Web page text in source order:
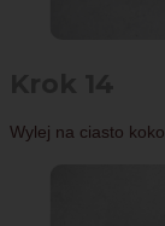
Wylej na ciasto